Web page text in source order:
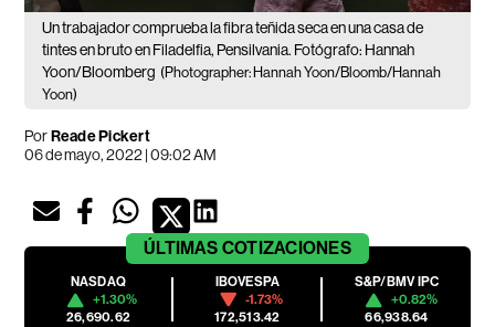
Un trabajador comprueba la fibra teñida seca en una casa de
tintes en bruto en Filadelfia, Pensilvania. Fotógrafo: Hannah
Yoon/Bloomberg (Photographer: Hannah Yoon/Bloomb/Hannah
Yoon)
PorReade Pickert
06 de mayo, 2022 | 09:02 AM
ÚLTIMAS COTIZACIONES
NASDAQ
+1.30%
26,690.62
IBOVESPA
-1.73%
172,513.42
S&P/BMV IPC
+0.82%
66,938.64